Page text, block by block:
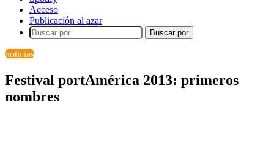
Acceso
Publicación al azar
Buscar por
noticias
Festival portAmérica 2013: primeros
nombres